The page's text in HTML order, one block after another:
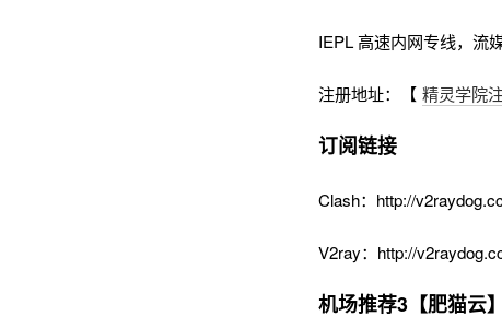
IEPL 高速内网专线，流
注册地址：【 精灵学院
订阅链接
Clash：http://
V2ray：http://
机场推荐3【肥猫云】